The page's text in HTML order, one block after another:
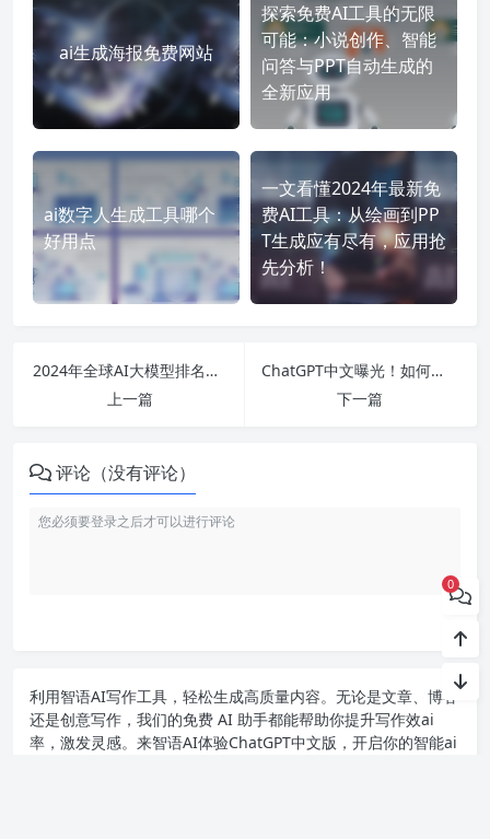
ai生成海报免费网站
探索免费AI工具的无限
可能：小说创作、智能
问答与PPT自动生成的
全新应用
ai数字人生成工具哪个
好用点
一文看懂2024年最新免
费AI工具：从绘画到PP
T生成应有尽有，应用抢
先分析！
2024年全球AI大模型排名及国内前十强公司简介，你了解这些了吗？
上一篇
ChatGPT中文曝光！如何下载和使用各种ChatGPT版本及应用程序解析-助你轻松畅享聊天体验！
下一篇
评论（没有评论）
利用智语AI写作工具，轻松生成高质量内容。无论是文章、博客
还是创意写作，我们的免费 AI 助手都能帮助你提升写作效ai
率，激发灵感。来智语AI体验ChatGPT中文版 ，开启你的智能ai
0